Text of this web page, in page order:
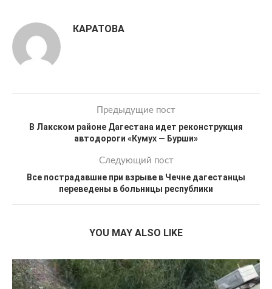
КАРАТОВА
Предыдущие пост
В Лакском районе Дагестана идет реконструкция
автодороги «Кумух — Бурши»
Следующий пост
Все пострадавшие при взрыве в Чечне дагестанцы
переведены в больницы республики
YOU MAY ALSO LIKE